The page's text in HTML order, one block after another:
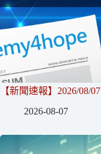
【新聞速報】2026/08/07
2026-08-07